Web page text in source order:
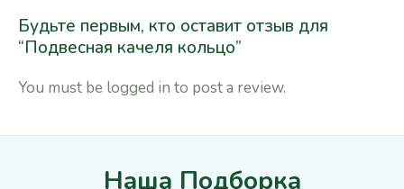
Будьте первым, кто оставит отзыв для
“Подвесная качеля кольцо”
You must be logged in to post a review.
Наша Подборка